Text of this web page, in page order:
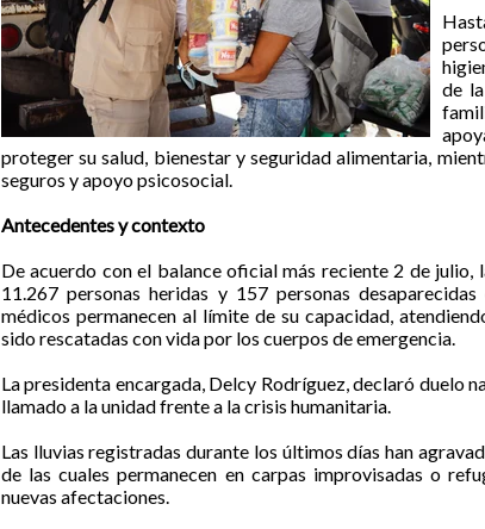
de
proteger su salud, bienestar y seguridad alimentaria,
seguros y apoyo psicosocial.
Antecedentes y contexto
De acuerdo con el balance oficial más reciente 2 de julio,
11.267 personas heridas y 157 personas
médicos permanecen al límite de su capacidad,
sido rescatadas con vida por los cuerpos de emergencia.
La presidenta encargada, Delcy Rodríguez, declaró duelo
llamado a la unidad frente a la crisis humanitaria.
Las lluvias registradas durante los últimos días han
de las cuales permanecen en carpas improvisadas o
nuevas afectaciones.